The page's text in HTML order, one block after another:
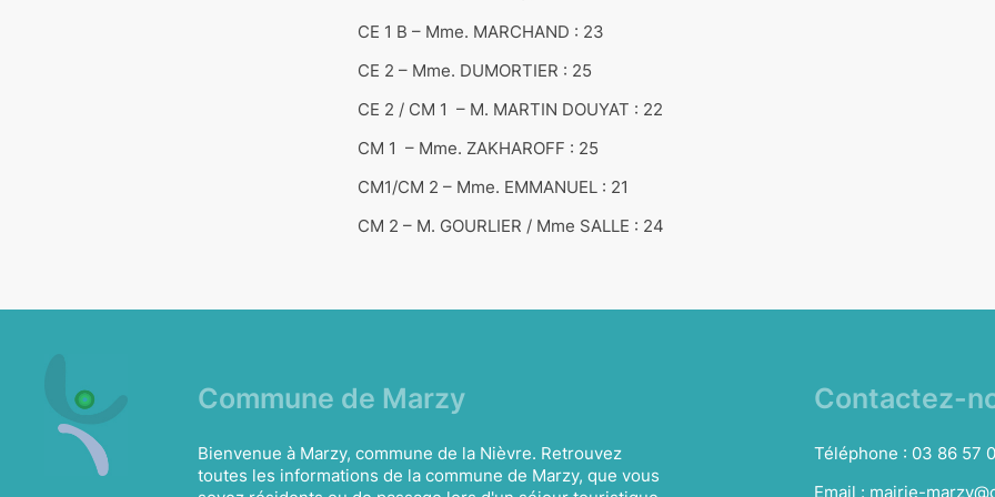
CE 1 B – Mme. MARCHAND : 23
CE 2 – Mme. DUMORTIER : 25
CE 2 / CM 1 – M. MARTIN DOUYAT : 22
CM 1 – Mme. ZAKHAROFF : 25
CM1/CM 2 – Mme. EMMANUEL : 21
CM 2 – M. GOURLIER / Mme SALLE : 24
Commune de Marzy
Bienvenue à Marzy, commune de la Nièvre. Retrouvez
toutes les informations de la commune de Marzy, que vous
Contactez-
Téléphone : 03 86 57
Email : mairie-